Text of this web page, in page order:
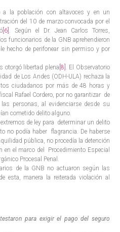
a la población con altavoces y en un
del 10 de marzo convocada por el
[6] . Según el Dr. Jean Carlos Torres,
funcionarios de la GNB aprehendieron
hecho de perifonear sin permiso y por
otorgó libertad plena [8] . El Observatorio
de Los Andes (ODH-ULA) rechaza la
ciudadanos por más de 48 horas y
Rafael Cordero, por no garantizar de
personas, al evidenciarse desde su
cometido delito alguno.
de ley para determinar un delito
no podía haber flagrancia. De haberse
pública, no procedía la detención
el marco del Procedimiento Especial
Procesal Penal.
de la GNB no actuaron según las
esta, manera la reiterada violación al
para exigir el pago del seguro